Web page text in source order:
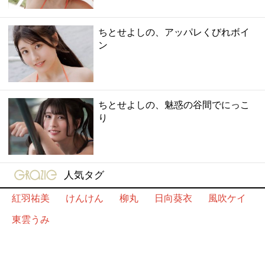
ちとせよしの、アッパレくびれボイ
ン
ちとせよしの、魅惑の谷間でにっこ
り
gravure-grazie
人気タグ
紅羽祐美
けんけん 柳丸 日向葵衣
風吹ケイ
東雲うみ